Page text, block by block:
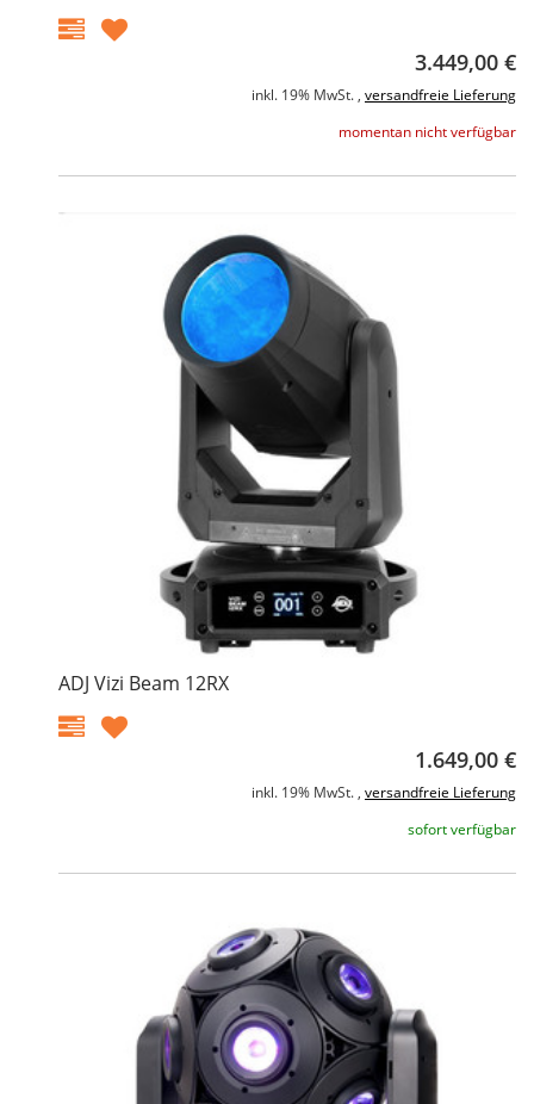
3.449,00 €
inkl. 19% MwSt. , versandfreie Lieferung
momentan nicht verfügbar
ADJ Vizi Beam 12RX
1.649,00 €
inkl. 19% MwSt. , versandfreie Lieferung
sofort verfügbar